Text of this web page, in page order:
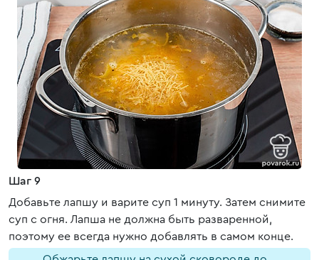
Шаг 9
Добавьте лапшу и варите суп 1 минуту. Затем снимите
суп с огня. Лапша не должна быть разваренной,
поэтому ее всегда нужно добавлять в самом конце.